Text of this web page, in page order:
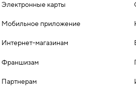
Электронные карты
Мобильное приложение
Интернет-магазинам
Франшизам
Партнерам